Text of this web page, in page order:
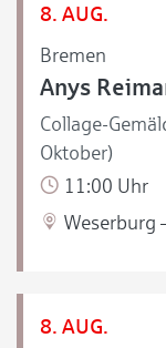
8. AUG.
Bremen
Anys
Collage-
Oktober)
11:00 Uhr
Weserburg
8. AUG.